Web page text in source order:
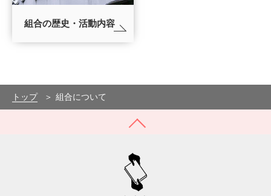
組合の歴史・活動内容
トップ 組合について